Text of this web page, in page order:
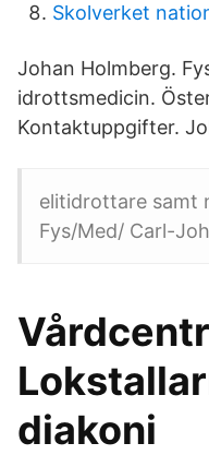
Skolverket
Johan Holmberg.
idrottsmedicin.
Kontaktuppgifter.
elitidrottare samt
Fys/Med/ Carl-
diakoni